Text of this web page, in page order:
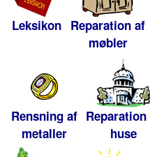
Leksikon Reparation af
møbler
Rensning af
metaller
Reparation
huse